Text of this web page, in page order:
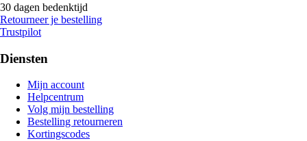
30 dagen bedenktijd
Retourneer je bestelling
Trustpilot
Diensten
Mijn account
Helpcentrum
Volg mijn bestelling
Bestelling retourneren
Kortingscodes